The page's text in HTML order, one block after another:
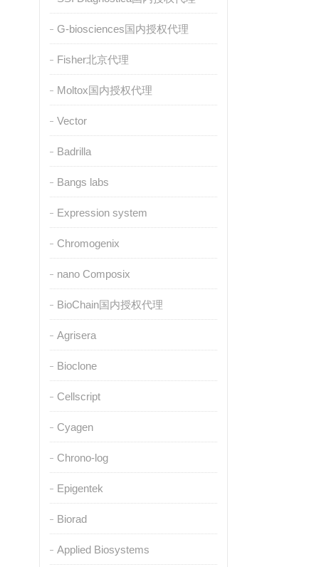
G-biosciences国内授权代理
Fisher北京代理
Moltox国内授权代理
Vector
Badrilla
Bangs labs
Expression system
Chromogenix
nano Composix
BioChain国内授权代理
Agrisera
Bioclone
Cellscript
Cyagen
Chrono-log
Epigentek
Biorad
Applied Biosystems